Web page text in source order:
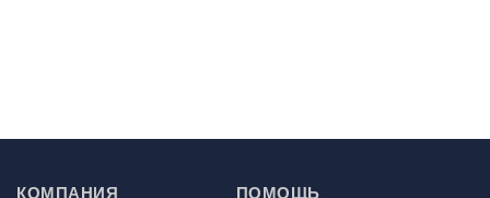
КОМПАНИЯ ПОМОЩЬ